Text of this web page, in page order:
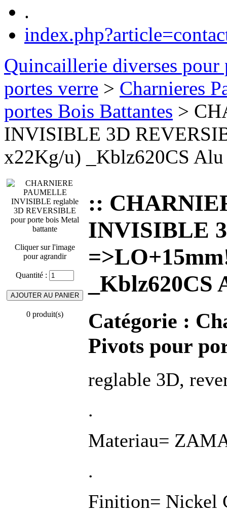
.
Quincaillerie diverses pour
portes verre > Charnieres
portes Bois Battantes >
INVISIBLE 3D
x22Kg/u) _Kblz620CS Alu
Cliquer sur l'image
pour agrandir
Quantité :
0 produit(s)
::
INVISIBLE
_Kblz620CS
Catégorie :
Pivots pour
reglable 3D,
.
Materiau=
.
Finition= Nickel